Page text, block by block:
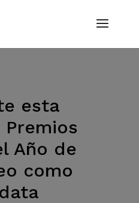
esta
Año de
como